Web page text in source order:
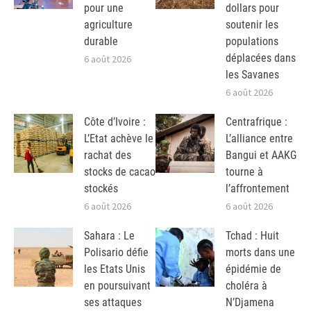
pour une
agriculture
durable
6 août 2026
dollars pour
soutenir les
populations
déplacées dans
les Savanes
6 août 2026
Côte d’Ivoire :
L’Etat achève le
rachat des
stocks de cacao
stockés
6 août 2026
Centrafrique :
L’alliance entre
Bangui et AAKG
tourne à
l’affrontement
6 août 2026
Sahara : Le
Polisario défie
les Etats Unis
en poursuivant
ses attaques
Tchad : Huit
morts dans une
épidémie de
choléra à
N’Djamena